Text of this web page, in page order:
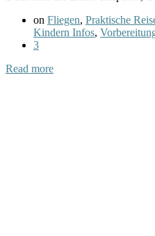
on Fliegen, Praktische
Kindern Infos,
3
Read more